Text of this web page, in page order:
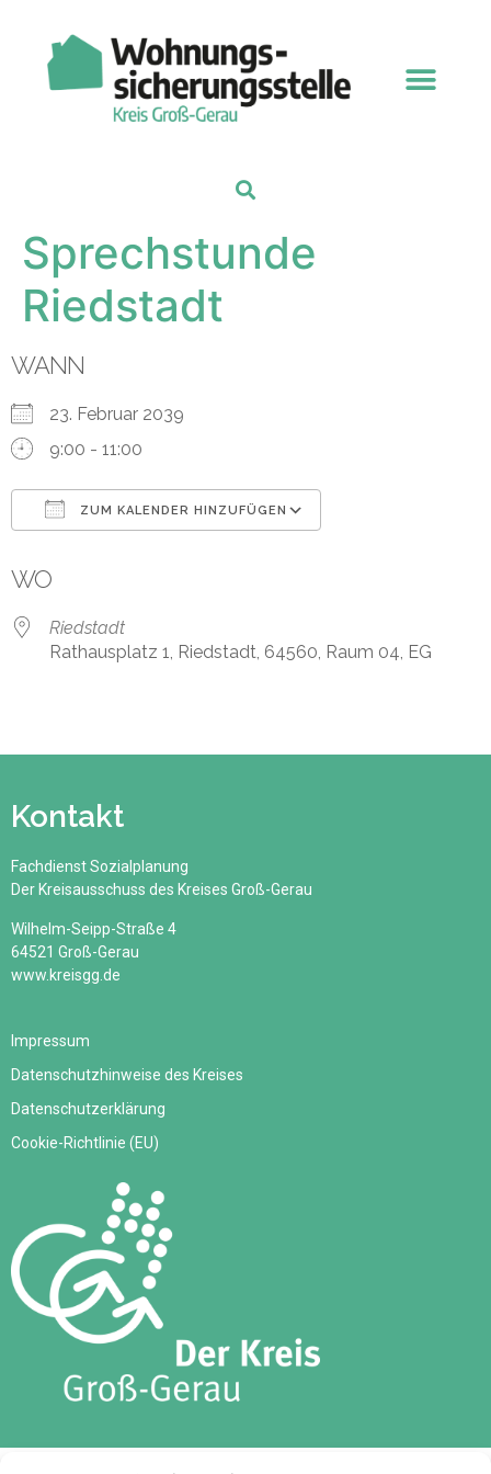
Sprechstunde
Riedstadt
WANN
23. Februar 2039
9:00 - 11:00
ZUM KALENDER HINZUFÜGEN
WO
Riedstadt
Rathausplatz 1, Riedstadt, 64560, Raum 04, EG
Kontakt
Fachdienst Sozialplanung
Der Kreisausschuss des Kreises Groß-Gerau
Wilhelm-Seipp-Straße 4
64521 Groß-Gerau
www.kreisgg.de
Impressum
Datenschutzhinweise des Kreises
Datenschutzerklärung
Cookie-Richtlinie (EU)